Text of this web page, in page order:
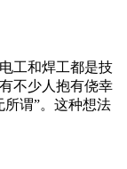
工和焊工都是技
不少人抱有侥幸
谓”。这种想法